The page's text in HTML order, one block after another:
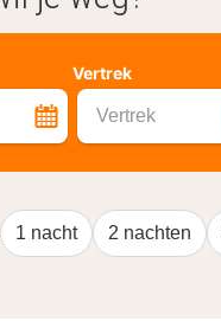
Vertrek
Vertrek
1 nacht 2 nachten